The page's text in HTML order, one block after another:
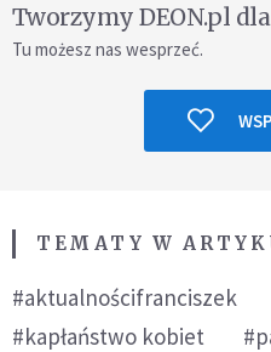
Tworzymy DEON.pl
Tu możesz nas wesprzeć.
TEMATY W
#aktualnościfranciszek
#kapłaństwo kobiet